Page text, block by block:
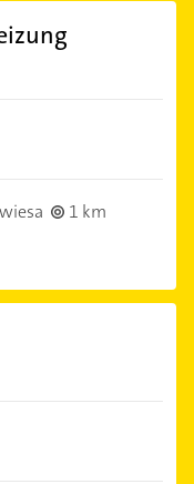
1 km